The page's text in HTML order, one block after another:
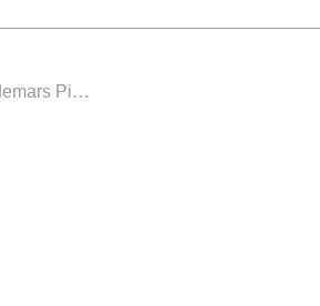
上一個: Audemars Piguet 67630OR.GG.1312OR.01